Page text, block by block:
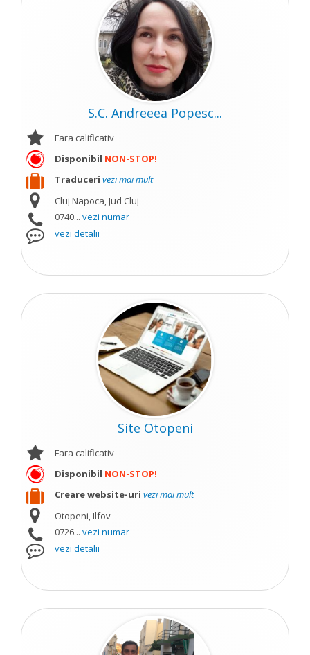
S.C. Andreeea Popesc...
Fara calificativ
Disponibil NON-STOP!
Traduceri vezi mai mult
Cluj Napoca, Jud Cluj
0740... vezi numar
vezi detalii
Site Otopeni
Fara calificativ
Disponibil NON-STOP!
Creare website-uri vezi mai mult
Otopeni, Ilfov
0726... vezi numar
vezi detalii